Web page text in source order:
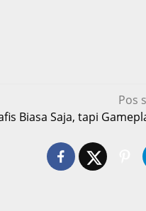
Pos
Biasa Saja, tapi